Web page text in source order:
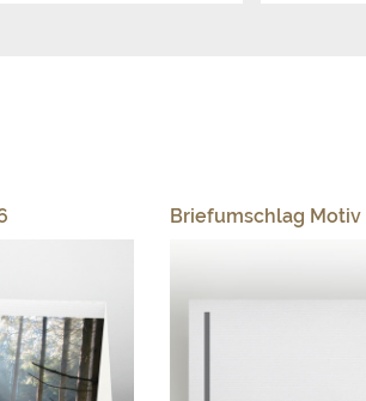
Briefumschlag Motiv